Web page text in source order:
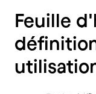
Feuille